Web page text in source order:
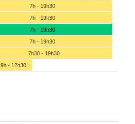
7h - 19h30
7h - 19h30
7h - 19h30
7h - 19h30
7h30 - 19h30
9h - 12h30